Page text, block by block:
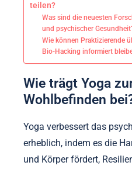
teilen?
Was sind die neuesten
und psychischer
Wie können Praktizierende
Bio-Hacking informiert
Wie trägt Yoga
Wohlbefinden
Yoga verbessert das
erheblich, indem es die
und Körper fördert,